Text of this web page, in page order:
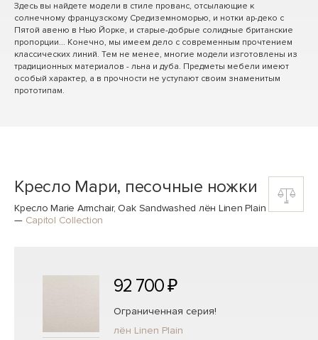
Здесь вы найдете модели в стиле прованс, отсылающие к
солнечному французскому Средиземноморью, и нотки ар-деко с
Пятой авеню в Нью Йорке, и старые-добрые солидные британские
пропорции... Конечно, мы имеем дело с современным прочтением
классических линий. Тем не менее, многие модели изготовлены из
традиционных материалов - льна и дуба. Предметы мебели имеют
особый характер, а в прочности не уступают своим знаменитым
прототипам.
Кресло Мари, песочные ножки
Кресло Marie Armchair, Oak Sandwashed лён Linen Plain
— Capitol Collection
92 700 ₽
Ограниченная серия!
лён Linen Plain